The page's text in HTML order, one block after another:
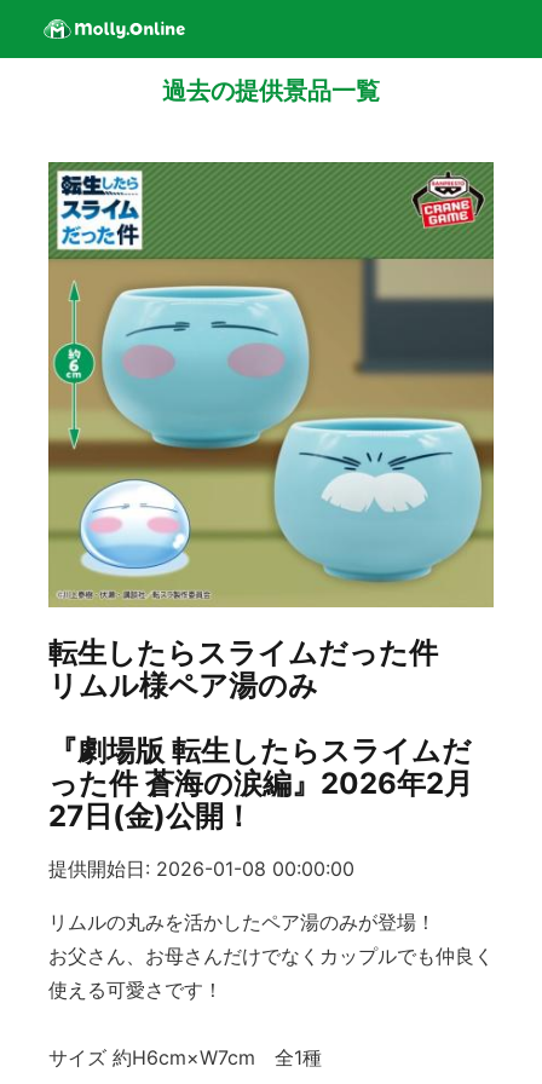
過去の提供景品一覧
転生したらスライムだった件
リムル様ペア湯のみ
『劇場版 転生したらスライムだ
った件 蒼海の涙編』2026年2月
27日(金)公開！
提供開始日: 2026-01-08 00:00:00
リムルの丸みを活かしたペア湯のみが登場！
お父さん、お母さんだけでなくカップルでも仲良く
使える可愛さです！
サイズ 約H6cm×W7cm 全1種